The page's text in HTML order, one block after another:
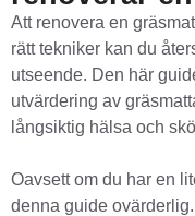
Att renovera en
rätt tekniker kan du
utseende. Den här
utvärdering av
långsiktig hälsa och
Oavsett om du har en
denna guide